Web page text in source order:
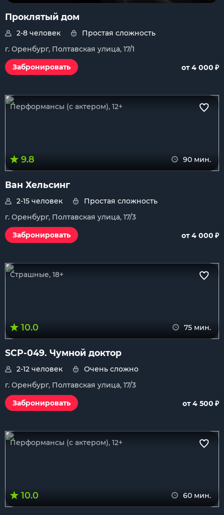
Проклятый дом
2-8 человек
Простая сложность
г. Оренбург, Полтавская улица, 17/1
Забронировать
от 4 000 ₽
Перформансы (с актером), 12+
9.8 90 мин.
Ван Хельсинг
2-15 человек
Простая сложность
г. Оренбург, Полтавская улица, 17/3
Забронировать
от 4 000 ₽
Страшные, 18+
10.0 75 мин.
SCP-049. Чумной доктор
2-12 человек
Очень сложно
г. Оренбург, Полтавская улица, 17/3
Забронировать
от 4 500 ₽
Перформансы (с актером), 12+
10.0 60 мин.